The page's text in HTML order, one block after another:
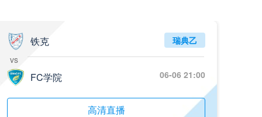
铁克
vs
FC学院
瑞典乙
06-06 21:00
高清直播